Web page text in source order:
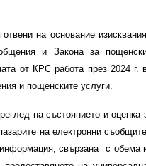
на основание
и Закона за
от КРС работа през 2024 г.
и пощенските услуги.
на състоянието и оценка
на електронни
свързана с обема